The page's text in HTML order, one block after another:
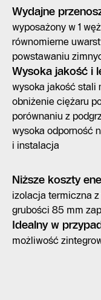
Wydajne
wyposażony w 1
równomierne
powstawaniu
Wysoka jakość i
wysoka jakość stali
obniżenie ciężaru
porównaniu z
wysoka odporność
i instalacja
Niższe koszty
izolacja termiczna
grubości 85 mm
Idealny w
możliwość